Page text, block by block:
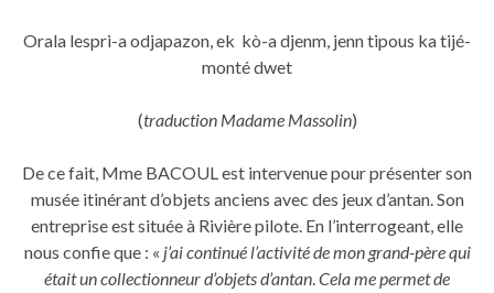
Orala lespri-a odjapazon, ek kò-a djenm, jenn tipous ka tijé-
monté dwet
(traduction Madame Massolin)
De ce fait, Mme BACOUL est intervenue pour présenter son
musée itinérant d’objets anciens avec des jeux d’antan. Son
entreprise est située à Rivière pilote. En l’interrogeant, elle
nous confie que : « j’ai continué l’activité de mon grand-père qui
était un collectionneur d’objets d’antan.Cela me permet de